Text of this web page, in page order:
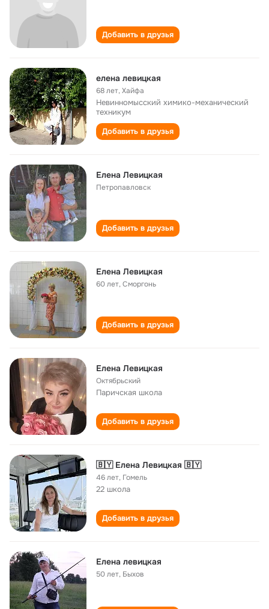
Добавить в друзья
елена левицкая
68 лет,Хайфа
Невинномысский химико-механический
техникум
Добавить в друзья
Елена Левицкая
Петропавловск
Добавить в друзья
Елена Левицкая
60 лет,Сморгонь
Добавить в друзья
Елена Левицкая
Октябрьский
Паричская школа
Добавить в друзья
🇧🇾 Eлена Левицкая 🇧🇾
46 лет, Гомель
22 школа
Добавить в друзья
Елена левицкая
50 лет, Быхов